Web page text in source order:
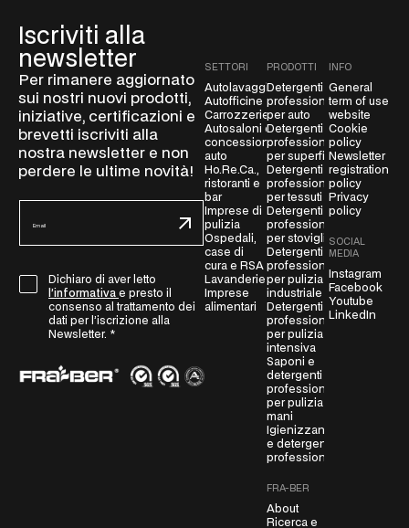
Iscriviti alla
newsletter
Per rimanere aggiornato
sui nostri nuovi prodotti,
iniziative, certificazioni e
brevetti iscriviti alla
nostra newsletter e non
perdere le ultime novità!
a
g
Dichiaro di aver letto
l’informativa e presto il
consenso al trattamento dei
dati per l’iscrizione alla
Newsletter. *
SETTORI
Autolavaggio
Autofficine
Carrozzerie
Autosaloni e
concessionarie
auto
Ho.Re.Ca.,
ristoranti e
bar
Imprese di
pulizia
Ospedali,
case di
cura e RSA
Lavanderie
Imprese
alimentari
PRODOTTI
Detergenti
professionali
per auto
Detergenti
professionali
per superfici
Detergenti
professionali
per tessuti
Detergenti
professionali
per stoviglie
Detergenti
professionali
per pulizia
industriale
Detergenti
professionali
per pulizia
intensiva
Saponi e
detergenti
professionali
per pulizia
mani
Igienizzanti
e detergenti
professionali
FRA-BER
About
Ricerca e
INFO
General
term of use
website
Cookie
policy
Newsletter
registration
policy
Privacy
policy
SOCIAL
MEDIA
Instagram
Facebook
Youtube
LinkedIn